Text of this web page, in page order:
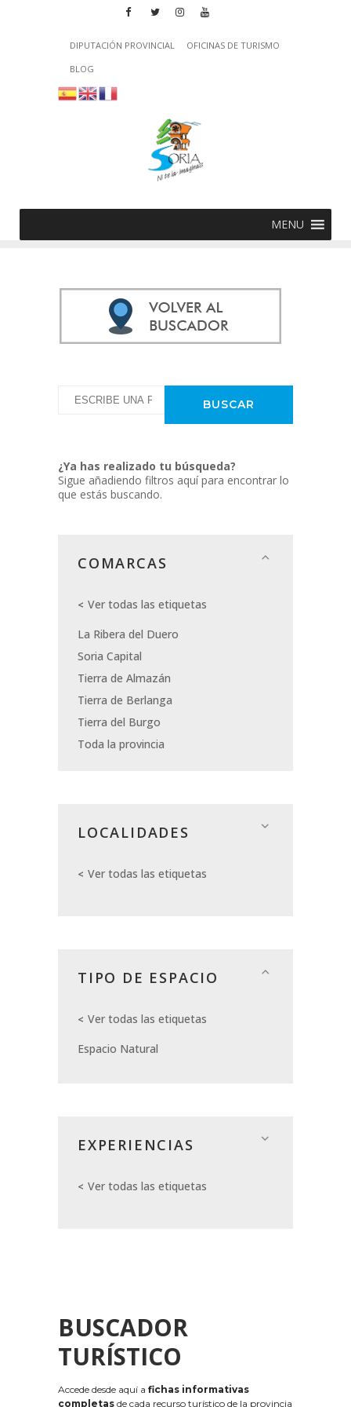
DIPUTACIÓN PROVINCIAL
OFICINAS DE TURISMO
BLOG
MENU
¿Ya has realizado tu búsqueda?
Sigue añadiendo filtros aquí para encontrar lo
que estás buscando.
COMARCAS
Ver todas las etiquetas
La Ribera del Duero
Soria Capital
Tierra de Almazán
Tierra de Berlanga
Tierra del Burgo
Toda la provincia
LOCALIDADES
Ver todas las etiquetas
TIPO DE ESPACIO
Ver todas las etiquetas
Espacio Natural
EXPERIENCIAS
Ver todas las etiquetas
BUSCADOR
TURÍSTICO
Accede desde aquí a fichas informativas
completas de cada recurso turístico de la provincia